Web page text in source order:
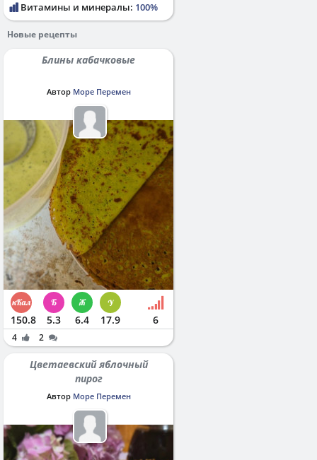
Витамины и минералы: 100%
Новые рецепты
Блины кабачковые
Автор Море Перемен
150.8 5.3 6.4 17.9 6
4 2
Цветаевский яблочный
пирог
Автор Море Перемен